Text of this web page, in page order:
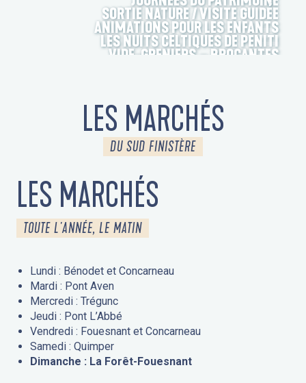
SORTIE NATURE / VISITE GUIDÉE
ANIMATIONS POUR LES ENFANTS
LES NUITS CELTIQUES DE PENITI
VIDE-GRENIERS – BROCANTES
LES MARCHÉS
DU SUD FINISTÈRE
LES MARCHÉS
TOUTE L'ANNÉE, LE MATIN
Lundi : Bénodet et Concarneau
Mardi : Pont Aven
Mercredi : Trégunc
Jeudi : Pont L’Abbé
Vendredi : Fouesnant et Concarneau
Samedi : Quimper
Dimanche : La Forêt-Fouesnant